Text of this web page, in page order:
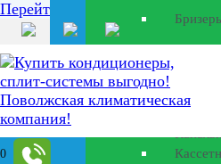
Перейти к содержанию
0